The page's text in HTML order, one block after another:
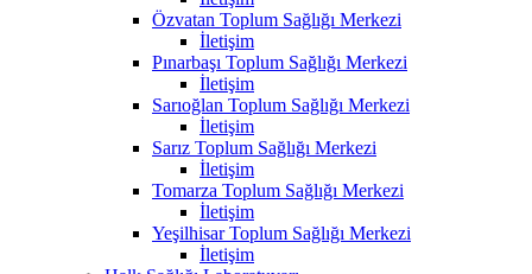
Özvatan Toplum Sağlığı Merkezi
İletişim
Pınarbaşı Toplum Sağlığı Merkezi
İletişim
Sarıoğlan Toplum Sağlığı Merkezi
İletişim
Sarız Toplum Sağlığı Merkezi
İletişim
Tomarza Toplum Sağlığı Merkezi
İletişim
Yeşilhisar Toplum Sağlığı Merkezi
İletişim